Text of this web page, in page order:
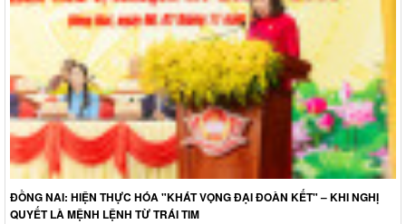
ĐỒNG NAI: HIỆN THỰC HÓA "KHÁT VỌNG ĐẠI ĐOÀN KẾT" – KHI NGHỊ
QUYẾT LÀ MỆNH LỆNH TỪ TRÁI TIM